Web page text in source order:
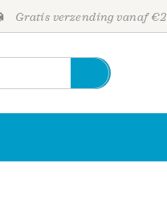
Gratis verzending vanaf